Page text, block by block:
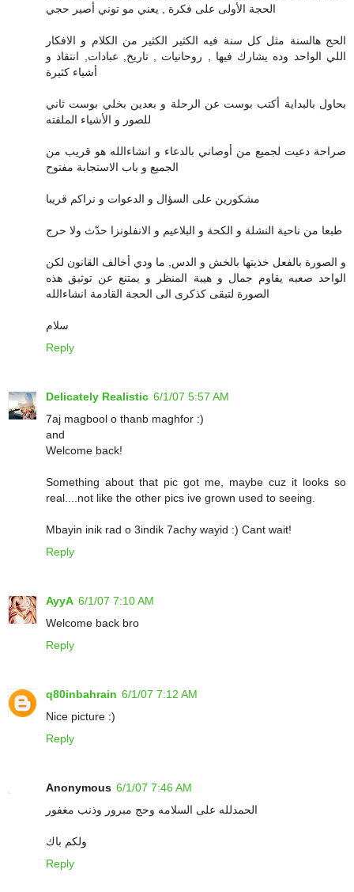
الحجة الأولى على فكرة , يعني مو توني أصير حجي
الحج هالسنة مثل كل سنة فيه الكثير الكثير من الكلام و الافكار
اللي الواحد وده يشارك فيها , روحانيات , تاريخ, عبادات, انتقاد و
أشياء كثيرة
بحاول بالبداية أكتب بوست عن الرحلة و بعدين بخلي بوست ثاني
للصور و الأشياء الملفته
صراحة دعيت لجميع من أوصاني بالدعاء و انشاءالله هو قريب من
الجميع و باب الاستجابة مفتوح
مشكورين على السؤال و الدعوات و نراكم قريبا
طبعا من ناحية النشلة و الكحة و البلاعيم و الانفلونزا حدّث ولا حرج
و الصورة بالفعل خذيتها بالخش و الدس, ما ودي أخالف القانون لكن
الواحد صعبه يقاوم جمال و هيبة المنظر و يمتنع عن توثيق هذه
الصورة لتبقى كذكرى الى الحجة القادمة انشاءالله
سلام
Reply
Delicately Realistic 6/1/07 5:57 AM
7aj magbool o thanb maghfor :)
and
Welcome back!
Something about that pic got me, maybe cuz it looks so
real....not like the other pics ive grown used to seeing.
Mbayin inik rad o 3indik 7achy wayid :) Cant wait!
Reply
AyyA 6/1/07 7:10 AM
Welcome back bro
Reply
q80inbahrain 6/1/07 7:12 AM
Nice picture :)
Reply
Anonymous 6/1/07 7:46 AM
الحمدلله على السلامه وحج مبرور وذنب مغفور
ولكم باك
Reply